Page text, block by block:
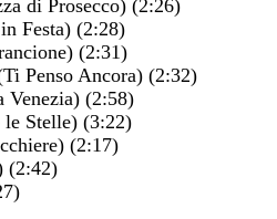
di Prosecco) (2:26)
Festa) (2:28)
(2:31)
Penso Ancora) (2:32)
Venezia) (2:58)
le Stelle) (3:22)
(2:17)
(2:42)